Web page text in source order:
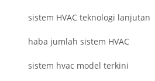
sistem HVAC teknologi lanjutan
haba jumlah sistem HVAC
sistem hvac model terkini